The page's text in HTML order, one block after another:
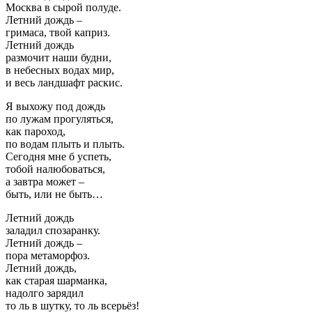
Москва в сырой полуде.
Летний дождь –
гримаса, твой каприз.
Летний дождь
размочит наши будни,
в небесных водах мир,
и весь ландшафт раскис.
Я выхожу под дождь
по лужам прогуляться,
как пароход,
по водам плыть и плыть.
Сегодня мне б успеть,
тобой налюбоваться,
а завтра может –
быть, или не быть…
Летний дождь
заладил спозаранку.
Летний дождь –
пора метаморфоз.
Летний дождь,
как старая шарманка,
надолго зарядил
то ль в шутку, то ль всерьёз!